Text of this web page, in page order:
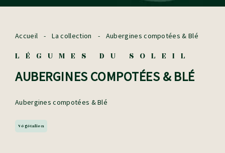
Accueil - La collection - Aubergines compotées & Blé
LÉGUMES DU SOLEIL
AUBERGINES COMPOTÉES & BLÉ
Aubergines compotées & Blé
Végétalien